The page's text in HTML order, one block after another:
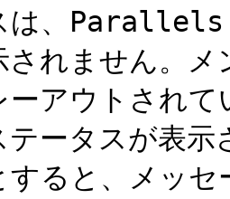
は、
されません。
ーアウトされ
テータスが表
すると、メッ